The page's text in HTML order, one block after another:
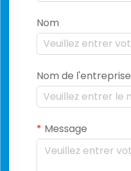
Nom
Nom de l'entreprise
Message